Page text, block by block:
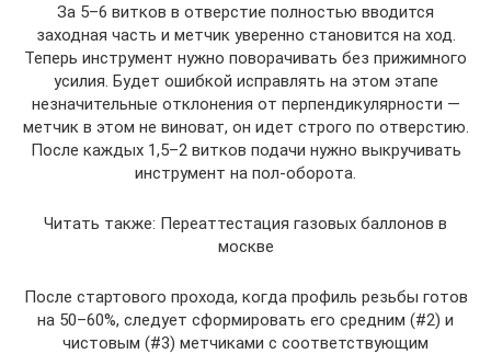
За 5–6 витков в отверстие полностью вводится
заходная часть и метчик уверенно становится на ход.
Теперь инструмент нужно поворачивать без прижимного
усилия. Будет ошибкой исправлять на этом этапе
незначительные отклонения от перпендикулярности —
метчик в этом не виноват, он идет строго по отверстию.
После каждых 1,5–2 витков подачи нужно выкручивать
инструмент на пол-оборота.
Читать также: Переаттестация газовых баллонов в
москве
После стартового прохода, когда профиль резьбы готов
на 50–60%, следует сформировать его средним (#2) и
чистовым (#3) метчиками c соответствующим